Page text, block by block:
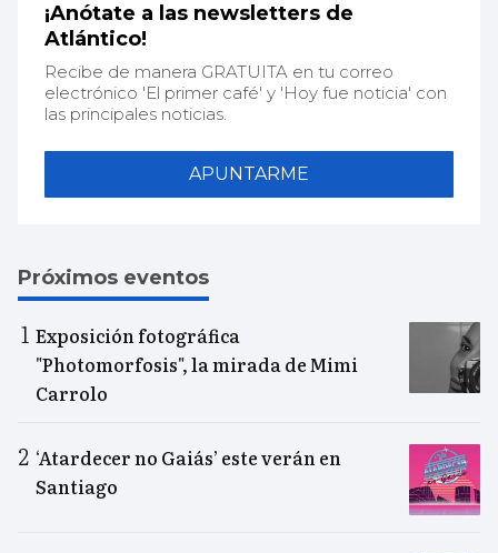
¡Anótate a las newsletters de
Atlántico!
Recibe de manera GRATUITA en tu correo
electrónico 'El primer café' y 'Hoy fue noticia' con
las principales noticias.
APUNTARME
Próximos eventos
Exposición fotográfica
"Photomorfosis", la mirada de Mimi
Carrolo
‘Atardecer no Gaiás’ este verán en
Santiago